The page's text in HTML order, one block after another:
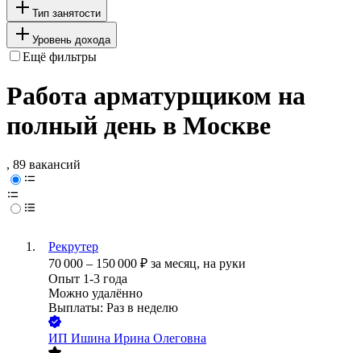
Тип занятости
Уровень дохода
Ещё фильтры
Работа арматурщиком на
полный день в Москве
, 89 вакансий
Рекрутер
70 000 – 150 000 ₽ за месяц, на руки
Опыт 1-3 года
Можно удалённо
Выплаты: Раз в неделю
ИП Ишина Ирина Олеговна